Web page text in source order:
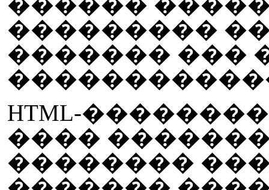
���������
������� ���
HTML-
����
��������